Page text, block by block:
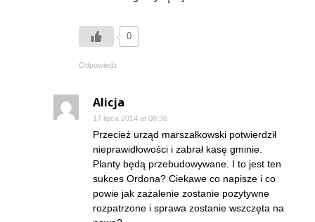
0
Odpowiedz
Alicja
17 lipca 2014 at 08:36
Przecież urząd marszałkowski potwierdził
nieprawidłowości i zabrał kasę gminie.
Planty będą przebudowywane. I to jest ten
sukces Ordona? Ciekawe co napisze i co
powie jak zażalenie zostanie pozytywne
rozpatrzone i sprawa zostanie wszczęta na